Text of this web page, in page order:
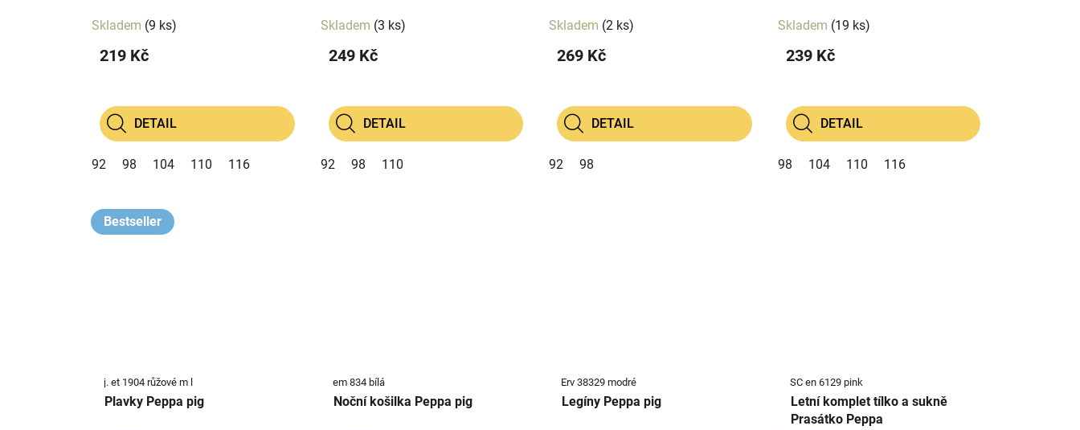
Skladem (9 ks)
219 Kč
DETAIL
92 98 104 110 116
Skladem (3 ks)
249 Kč
DETAIL
92 98 110
Skladem (2 ks)
269 Kč
DETAIL
92 98
Skladem (19 ks)
239 Kč
DETAIL
98 104 110 116
Bestseller
j. et 1904 růžové m l
Plavky Peppa pig
em 834 bílá
Noční košilka Peppa pig
Erv 38329 modré
Legíny Peppa pig
SC en 6129 pink
Letní komplet tílko a sukně
Prasátko Peppa